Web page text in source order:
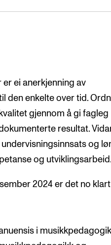
ei anerkjenning av
den enkelte over tid.
gjennom å gi fagleg
resultat.
og
og
2024 er det no
i